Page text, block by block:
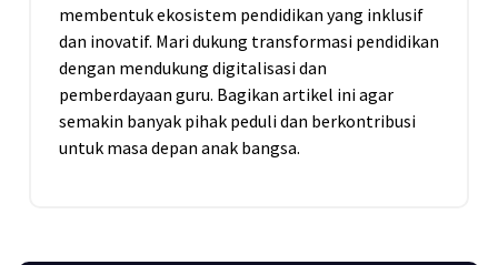
membentuk ekosistem pendidikan yang inklusif
dan inovatif. Mari dukung transformasi pendidikan
dengan mendukung digitalisasi dan
pemberdayaan guru. Bagikan artikel ini agar
semakin banyak pihak peduli dan berkontribusi
untuk masa depan anak bangsa.